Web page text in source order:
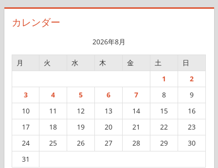
イ
カレンダー
2026年8月
月 火 水 木 金 土
日
1
2
3
4 5 6 7 8
9
10
11 12 13 14 15
16
17
18 19 20 21 22
23
24
25 26 27 28 29
30
31